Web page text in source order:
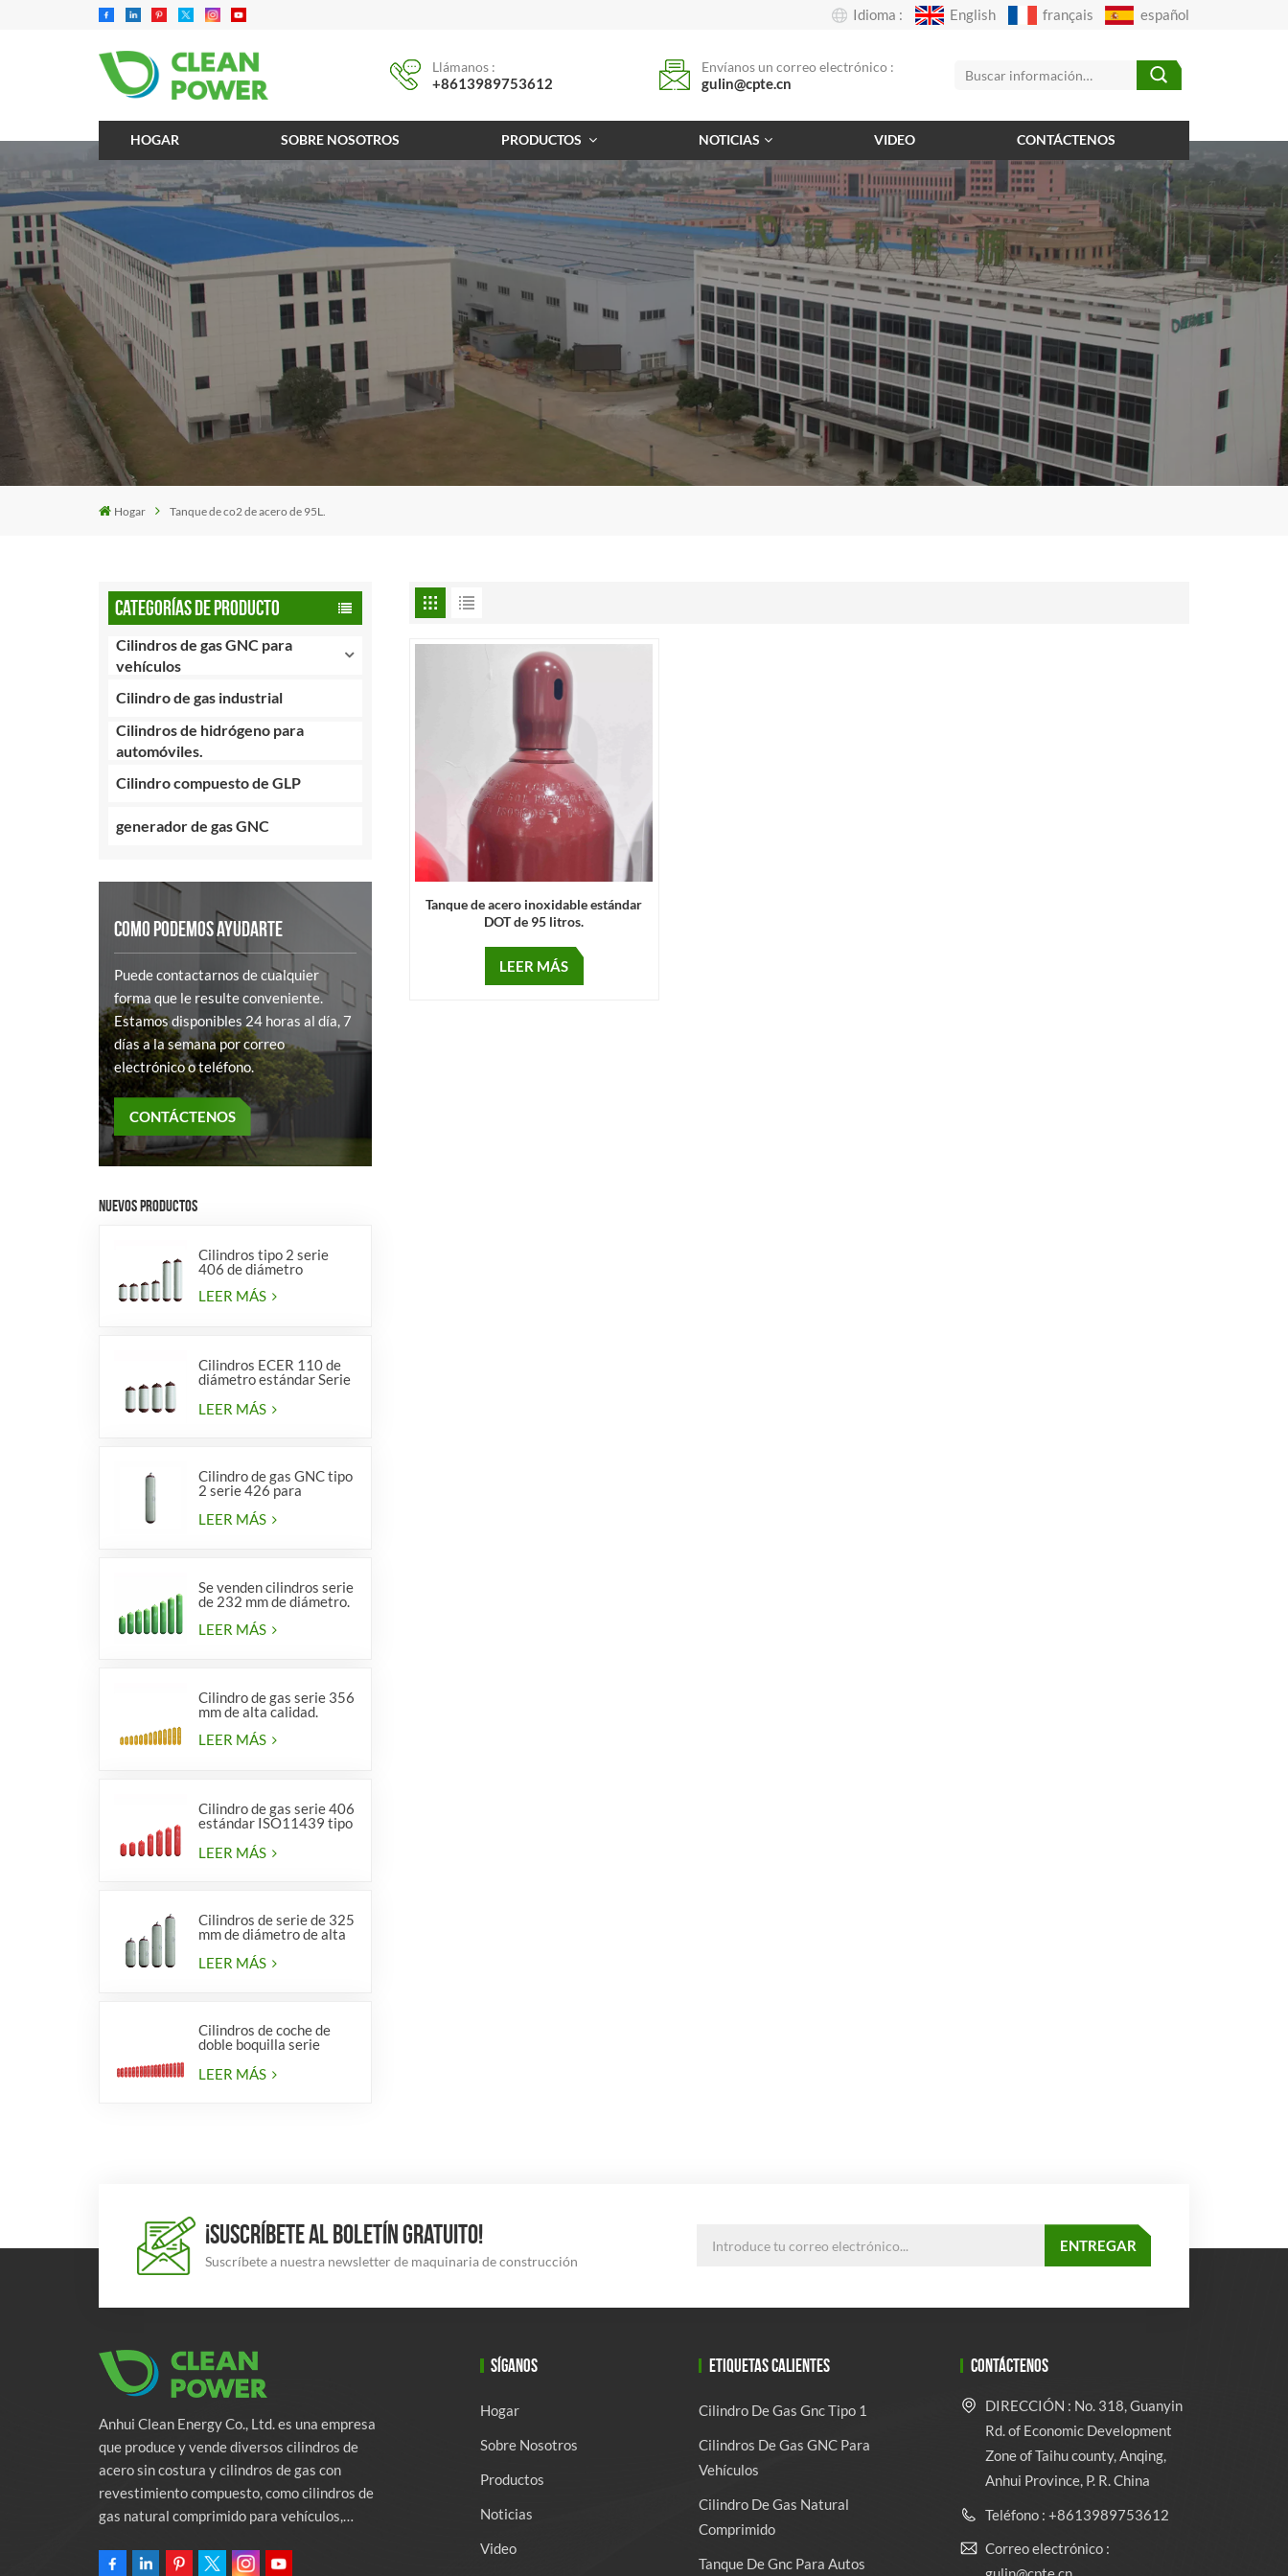
Idioma : English français español
Llámanos :
+8613989753612
Envíanos un correo electrónico :
gulin@cpte.cn
HOGAR SOBRE NOSOTROS PRODUCTOS NOTICIAS VIDEO CONTÁCTENOS
Hogar Tanque de co2 de acero de 95L.
CATEGORÍAS DE PRODUCTO
Cilindros de gas GNC para
vehículos
Cilindro de gas industrial
Cilindros de hidrógeno para
automóviles.
Cilindro compuesto de GLP
generador de gas GNC
COMO PODEMOS AYUDARTE
Puede contactarnos de cualquier
forma que le resulte conveniente.
Estamos disponibles 24 horas al día, 7
días a la semana por correo
electrónico o teléfono.
CONTÁCTENOS
NUEVOS PRODUCTOS
Cilindros tipo 2 serie
406 de diámetro
LEER MÁS
Cilindros ECER 110 de
diámetro estándar Serie
LEER MÁS
Cilindro de gas GNC tipo
2 serie 426 para
LEER MÁS
Se venden cilindros serie
de 232 mm de diámetro.
LEER MÁS
Cilindro de gas serie 356
mm de alta calidad.
LEER MÁS
Cilindro de gas serie 406
estándar ISO11439 tipo
LEER MÁS
Cilindros de serie de 325
mm de diámetro de alta
LEER MÁS
Cilindros de coche de
doble boquilla serie
LEER MÁS
Tanque de acero inoxidable estándar
DOT de 95 litros.
LEER MÁS
¡SUSCRÍBETE AL BOLETÍN GRATUITO!
Suscríbete a nuestra newsletter de maquinaria de construcción
Anhui Clean Energy Co., Ltd. es una empresa
que produce y vende diversos cilindros de
acero sin costura y cilindros de gas con
revestimiento compuesto, como cilindros de
gas natural comprimido para vehículos,
incendios. La empresa se compromete a
SÍGANOS
Hogar
Sobre Nosotros
Productos
Noticias
Video
ETIQUETAS CALIENTES
Cilindro De Gas Gnc Tipo 1
Cilindros De Gas GNC Para
Vehículos
Cilindro De Gas Natural
Comprimido
Tanque De Gnc Para Autos
CONTÁCTENOS
DIRECCIÓN : No. 318, Guanyin
Rd. of Economic Development
Zone of Taihu county, Anqing,
Anhui Province, P. R. China
Teléfono : +8613989753612
Correo electrónico :